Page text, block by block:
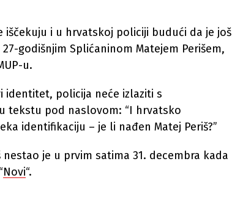
iščekuju i u hrvatskoj policiji budući da je još
godišnjim Splićaninom Matejem Perišem,
u.
identitet, policija neće izlaziti s
tekstu pod naslovom: “I hrvatsko
identifikaciju – je li nađen Matej Periš?”
nestao je u prvim satima 31. decembra kada
Novi“.